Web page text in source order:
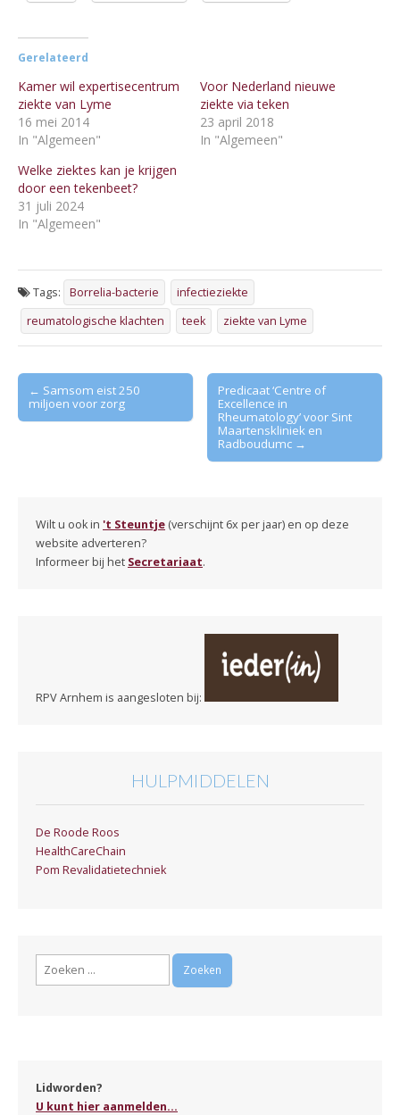
Gerelateerd
Kamer wil expertisecentrum
ziekte van Lyme
16 mei 2014
In "Algemeen"
Voor Nederland nieuwe
ziekte via teken
23 april 2018
In "Algemeen"
Welke ziektes kan je krijgen
door een tekenbeet?
31 juli 2024
In "Algemeen"
Tags: Borrelia-bacterie
infectieziekte
reumatologische klachten
teek ziekte van Lyme
Post
navigation
← Samsom eist 250
miljoen voor zorg
Predicaat ‘Centre of
Excellence in
Rheumatology’ voor Sint
Maartenskliniek en
Radboudumc →
Wilt u ook in 't Steuntje (verschijnt 6x per jaar) en op deze
website adverteren?
Informeer bij het Secretariaat.
RPV Arnhem is aangesloten bij:
HULPMIDDELEN
De Roode Roos
HealthCareChain
Pom Revalidatietechniek
Zoeken
Lidworden?
U kunt hier aanmelden...